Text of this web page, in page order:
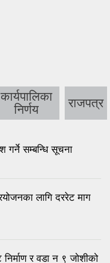
कार्यपालिका
निर्णय
राजपत्र
गर्ने सम्बन्धि सूचना
लागि दररेट माग
र वडा न ९ जोशीको